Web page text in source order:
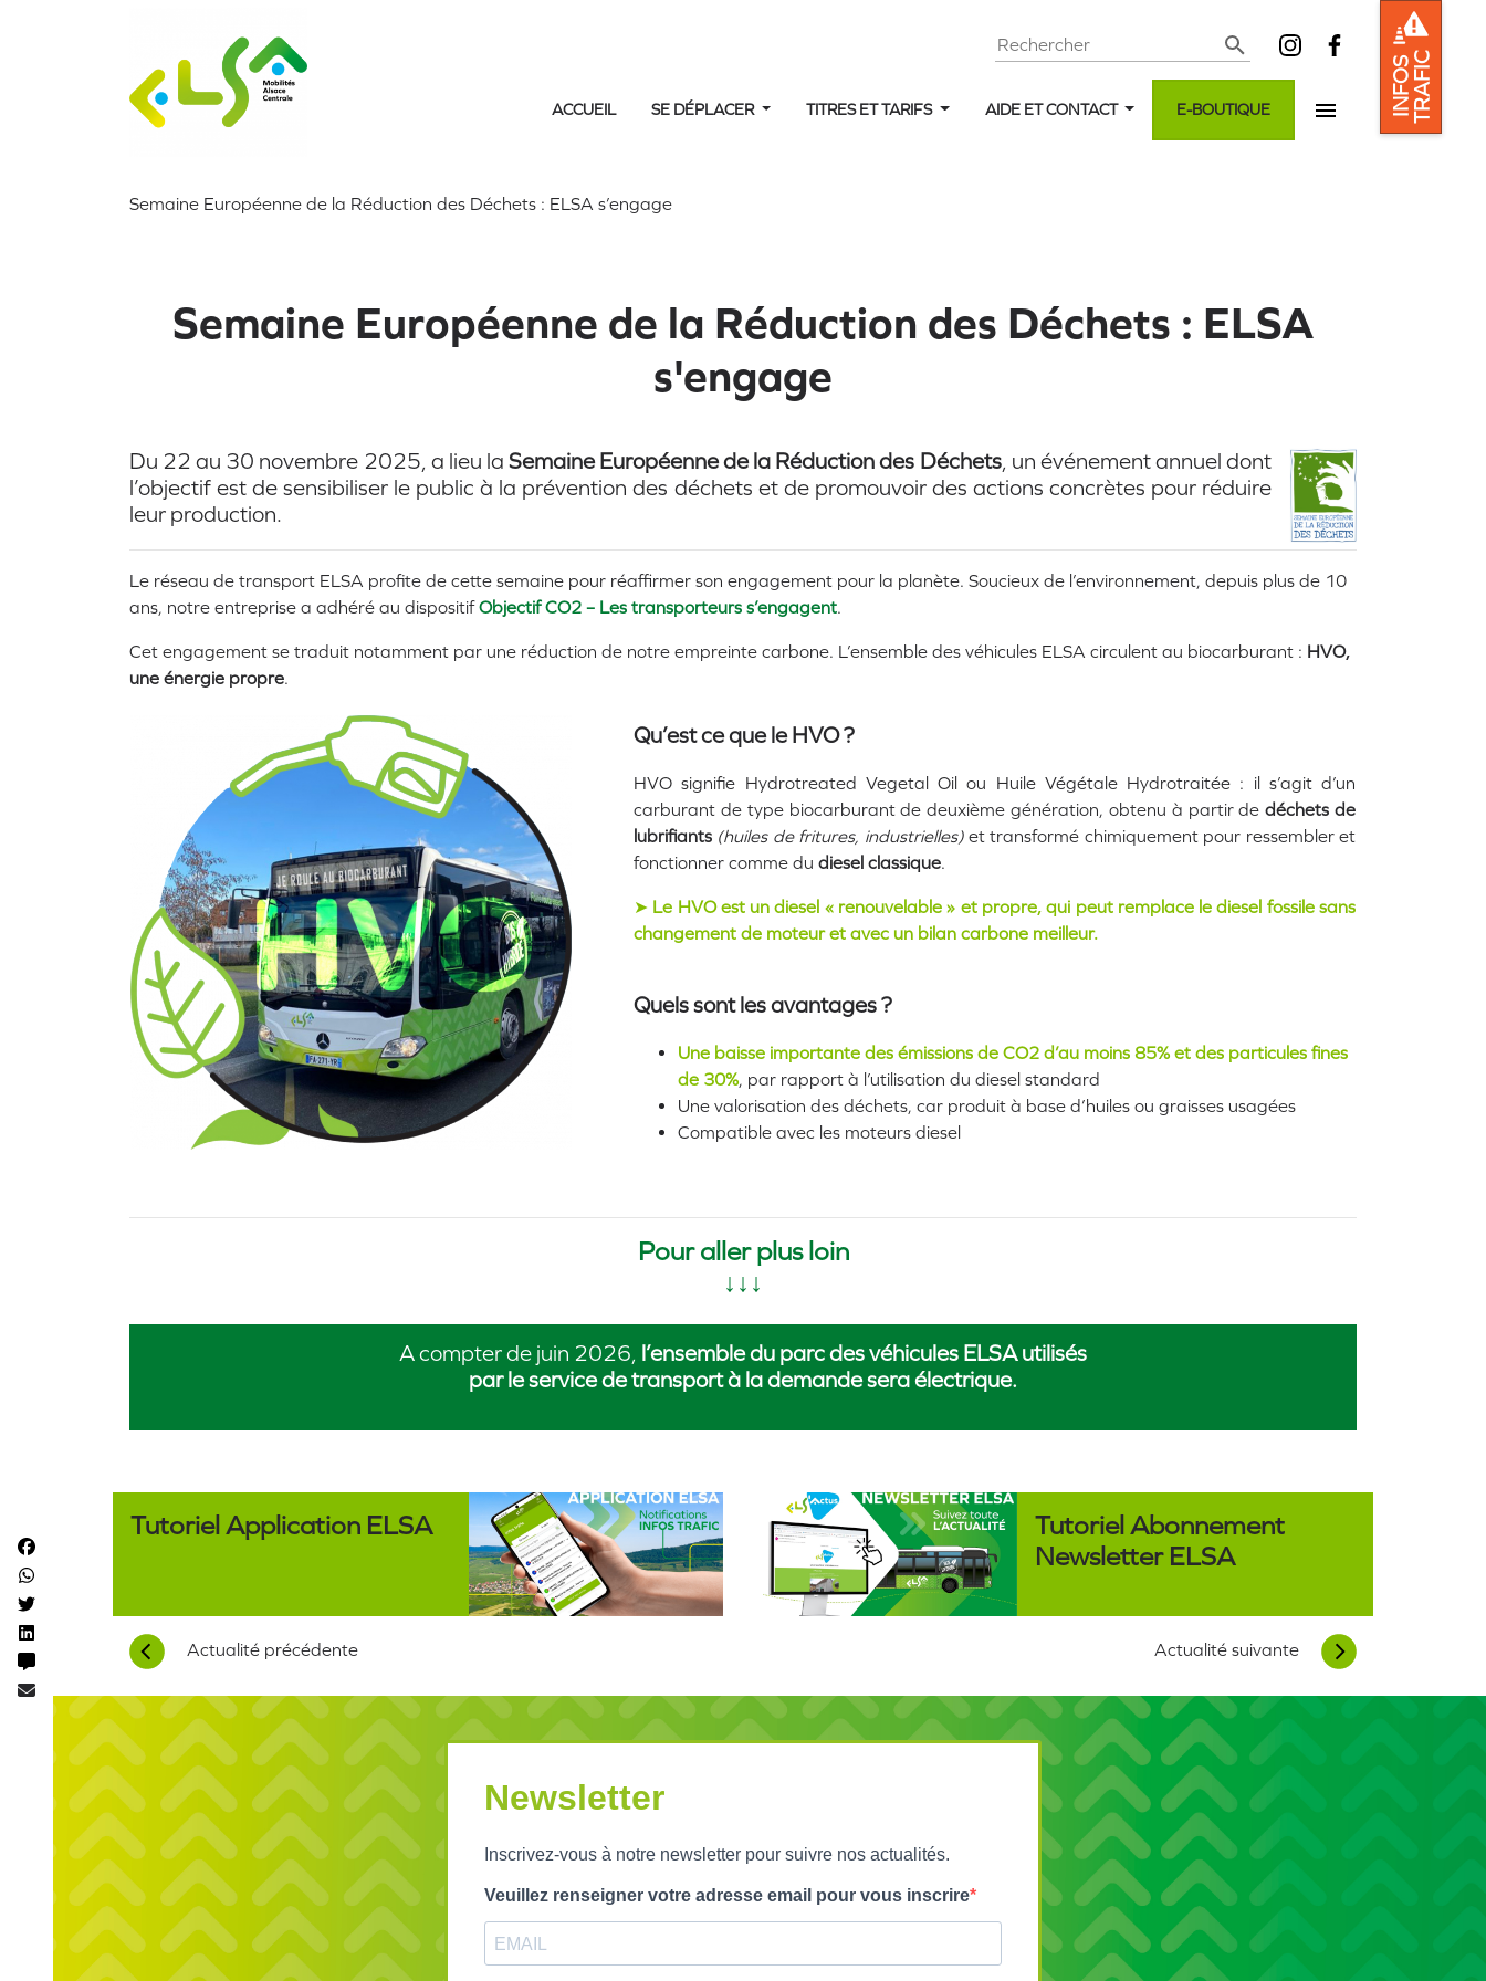
INFOSTRAFIC
Rechercher
ACCUEIL SE DÉPLACER TITRES ET TARIFS AIDE ET CONTACT E-BOUTIQUE
Semaine Européenne de la Réduction des Déchets : ELSA s’engage
Semaine Européenne de la Réduction des Déchets : ELSA
s'engage
Du 22 au 30 novembre 2025, a lieu la Semaine Européenne de la Réduction des Déchets, un événement annuel dont
l’objectif est de sensibiliser le public à la prévention des déchets et de promouvoir des actions concrètes pour réduire
leur production.
Le réseau de transport ELSA profite de cette semaine pour réaffirmer son engagement pour la planète. Soucieux de l’environnement, depuis plus de 10
ans, notre entreprise a adhéré au dispositifObjectif CO2 – Les transporteurs s’engagent.
Cet engagement se traduit notamment par une réduction de notre empreinte carbone. L’ensemble des véhicules ELSA circulent au biocarburant : HVO,
une énergie propre.
Qu’est ce que le HVO ?
HVO signifie Hydrotreated Vegetal Oil ou Huile Végétale Hydrotraitée : il s’agit d’un
carburant de type biocarburant de deuxième génération, obtenu à partir dedéchets de
lubrifiants (huiles de fritures, industrielles)et transformé chimiquement pour ressembler et
fonctionner comme du diesel classique.
➤ Le HVO est un diesel « renouvelable » et propre, qui peut remplace le diesel fossile sans
changement de moteur et avec un bilan carbone meilleur.
Quels sont les avantages ?
Une baisse importante des émissions de CO2 d’au moins 85% et des particules fines
de 30%, par rapport à l’utilisation du diesel standard
Une valorisation des déchets, car produit à base d’huiles ou graisses usagées
Compatible avec les moteurs diesel
Pour aller plus loin
↓↓↓
A compter de juin 2026, l’ensemble du parc des véhicules ELSA utilisés
par le service de transport à la demande sera électrique.
Tutoriel Application ELSA
Tutoriel Abonnement
Newsletter ELSA
Actualité précédente Actualité suivante